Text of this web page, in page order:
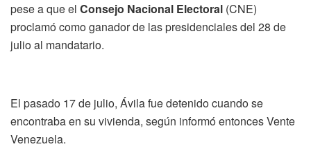
pese a que el Consejo Nacional Electoral (CNE)
proclamó como ganador de las presidenciales del 28 de
julio al mandatario.
El pasado 17 de julio, Ávila fue detenido cuando se
encontraba en su vivienda, según informó entonces Vente
Venezuela.